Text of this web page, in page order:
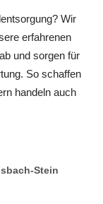
Wir
erfahrenen
und sorgen für
So schaffen
handeln auch
Stein